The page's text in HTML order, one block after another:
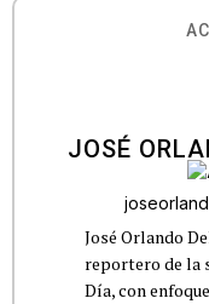
JOSÉ
José Orlando
reportero de la
Día, con